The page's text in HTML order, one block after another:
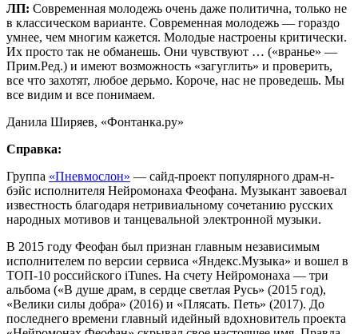
ЛП: Современная молодежь очень даже политична, только не
в классическом варианте. Современная молодежь — гораздо
умнее, чем многим кажется. Молодые настроены критически.
Их просто так не обманешь. Они чувствуют … («вранье» —
Прим.Ред.) и имеют возможность «загуглить» и проверить,
все что захотят, любое дерьмо. Короче, нас не проведешь. Мы
все видим и все понимаем.
Данила Ширяев, «Фонтанка.ру»
Справка:
Группа «Пневмослон» — сайд-проект популярного драм-н-
бэйс исполнителя Нейромонаха Феофана. Музыкант завоевал
известность благодаря нетривиальному сочетанию русских
народных мотивов и танцевальной электронной музыки.
В 2015 году Феофан был признан главным независимым
исполнителем по версии сервиса «Яндекс.Музыка» и вошел в
ТОП-10 российского iTunes. На счету Нейромонаха — три
альбома («В душе драм, в сердце светлая Русь» (2015 год),
«Велики силы добра» (2016) и «Плясать. Петь» (2017). До
последнего времени главный идейный вдохновитель проекта